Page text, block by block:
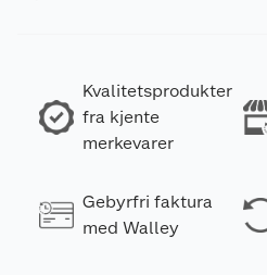
Kvalitetsprodukter
fra kjente
merkevarer
Gebyrfri faktura
med Walley